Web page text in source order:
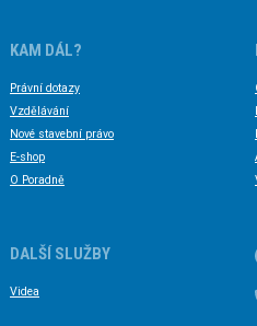
KAM DÁL?
Právní dotazy
Vzdělávání
Nové stavební právo
E-shop
O Poradně
DALŠÍ SLUŽBY
Videa